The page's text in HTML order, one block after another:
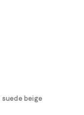
suede beige